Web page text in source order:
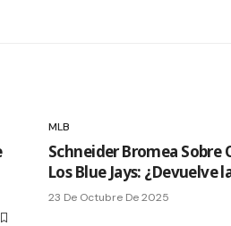
MLB
Schneider Bromea Sobre
Los Blue Jays: ¿Devuelve
23 De Octubre De 2025